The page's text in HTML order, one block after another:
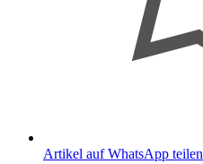
Artikel auf WhatsApp teilen